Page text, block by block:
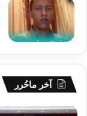
آخر ماحُرر